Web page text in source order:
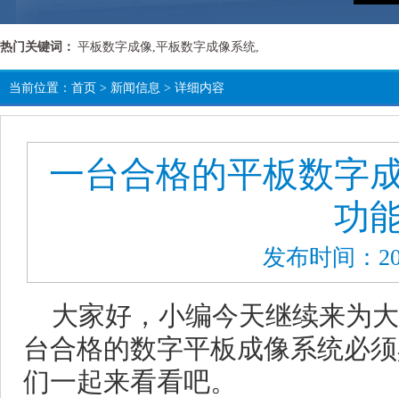
热门关键词： 平板数字成像,平板数字成像系统,
当前位置： 首页 > 新闻信息 > 详细内容
一台合格的平板数字
功
发布时间：
大家好，小编今天继续来为
台合格的数字平板成像系统必
们一起来看看吧。